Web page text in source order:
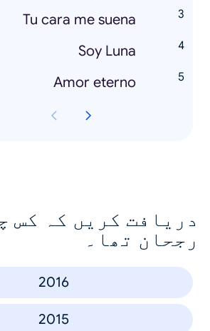
Tu cara me suena
Soy Luna
Amor eterno
دریافت کریں کہ کس
رجحان تھا۔
2016
2015